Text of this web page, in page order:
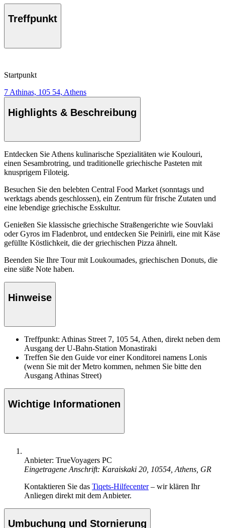
Treffpunkt
Startpunkt
7 Athinas, 105 54, Athens
Highlights & Beschreibung
Entdecken Sie Athens kulinarische Spezialitäten wie Koulouri,
einen Sesambrotring, und traditionelle griechische Pasteten mit
knusprigem Filoteig.
Besuchen Sie den belebten Central Food Market (sonntags und
werktags abends geschlossen), ein Zentrum für frische Zutaten und
eine lebendige griechische Esskultur.
Genießen Sie klassische griechische Straßengerichte wie Souvlaki
oder Gyros im Fladenbrot, und entdecken Sie Peinirli, eine mit Käse
gefüllte Köstlichkeit, die der griechischen Pizza ähnelt.
Beenden Sie Ihre Tour mit Loukoumades, griechischen Donuts, die
eine süße Note haben.
Hinweise
Treffpunkt: Athinas Street 7, 105 54, Athen, direkt neben dem
Ausgang der U-Bahn-Station Monastiraki
Treffen Sie den Guide vor einer Konditorei namens Lonis
(wenn Sie mit der Metro kommen, nehmen Sie bitte den
Ausgang Athinas Street)
Wichtige Informationen
Anbieter: TrueVoyagers PC
Eingetragene Anschrift: Karaiskaki 20, 10554, Athens, GR
Kontaktieren Sie das Tiqets-Hilfecenter– wir klären Ihr
Anliegen direkt mit dem Anbieter.
Umbuchung und Stornierung